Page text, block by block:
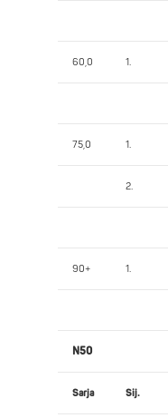
60,0 1.
75,0 1.
2.
90+ 1.
N50
Sarja Sij.